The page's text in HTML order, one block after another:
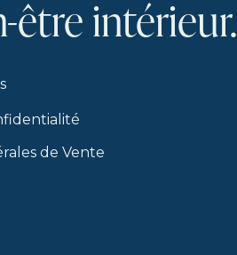
êtreintérieur.
de Vente